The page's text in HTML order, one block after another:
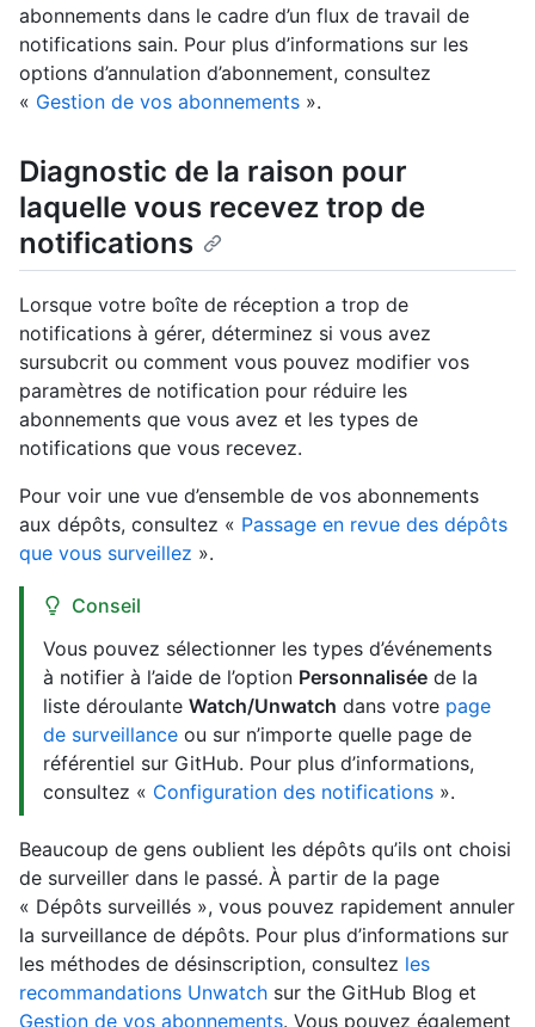
abonnements dans le cadre d’un flux de travail de
notifications sain. Pour plus d’informations sur les
options d’annulation d’abonnement, consultez
« Gestion de vos abonnements ».
Diagnostic de la raison pour
laquelle vous recevez trop de
notifications
Lorsque votre boîte de réception a trop de
notifications à gérer, déterminez si vous avez
sursubcrit ou comment vous pouvez modifier vos
paramètres de notification pour réduire les
abonnements que vous avez et les types de
notifications que vous recevez.
Pour voir une vue d’ensemble de vos abonnements
aux dépôts, consultez « Passage en revue des dépôts
que vous surveillez ».
Conseil
Vous pouvez sélectionner les types d’événements
à notifier à l’aide de l’option Personnalisée de la
liste déroulante Watch/Unwatch dans votre page
de surveillance ou sur n’importe quelle page de
référentiel sur GitHub. Pour plus d’informations,
consultez « Configuration des notifications ».
Beaucoup de gens oublient les dépôts qu’ils ont choisi
de surveiller dans le passé. À partir de la page
« Dépôts surveillés », vous pouvez rapidement annuler
la surveillance de dépôts. Pour plus d’informations sur
les méthodes de désinscription, consultez les
recommandations Unwatch sur the GitHub Blog et
Gestion de vos abonnements. Vous pouvez également